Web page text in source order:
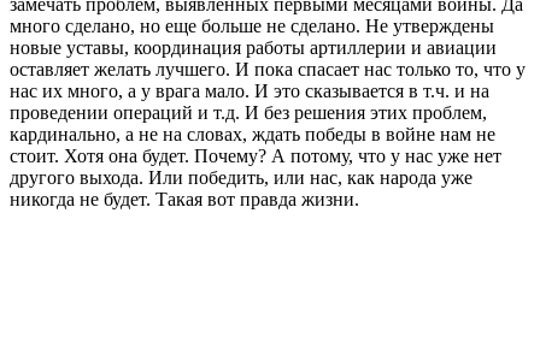
много сделано, но еще больше не сделано. Не утверждены
новые уставы, координация работы артиллерии и авиации
оставляет желать лучшего. И пока спасает нас только то, что у
нас их много, а у врага мало. И это сказывается в т.ч. и на
проведении операций и т.д. И без решения этих проблем,
кардинально, а не на словах, ждать победы в войне нам не
стоит. Хотя она будет. Почему? А потому, что у нас уже нет
другого выхода. Или победить, или нас, как народа уже
никогда не будет. Такая вот правда жизни.